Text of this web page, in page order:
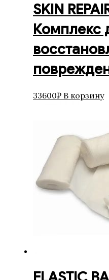
SKIN
Комплекс
33600₽ В корзину